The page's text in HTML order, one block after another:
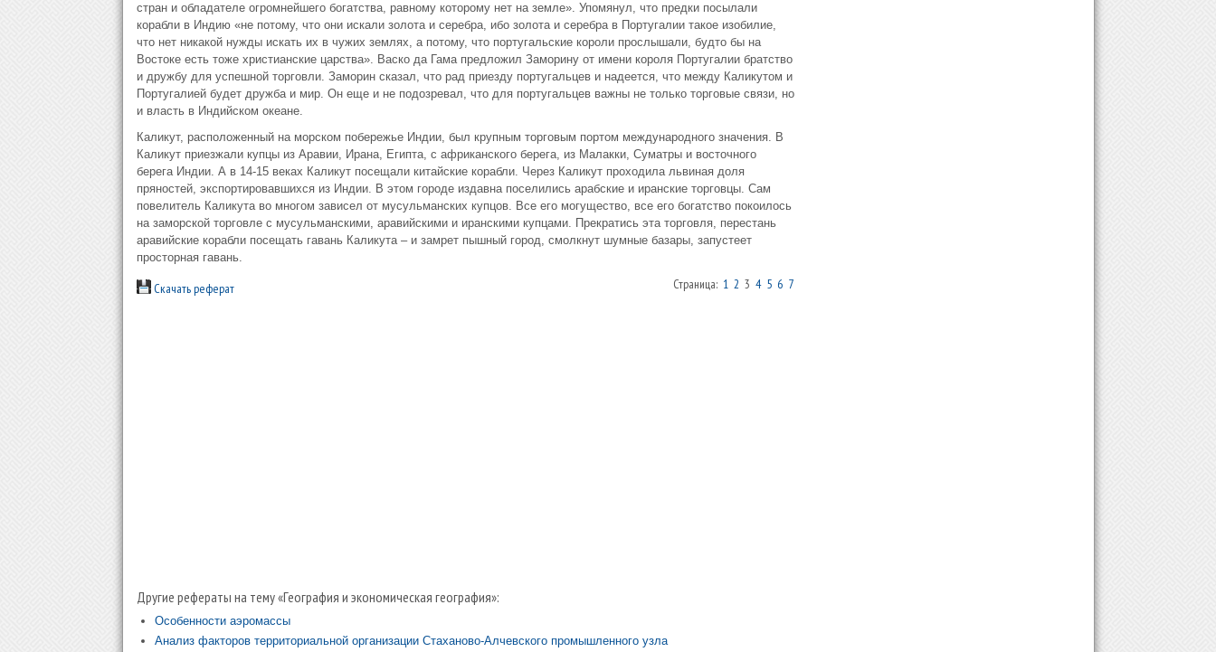
стран и обладателе огромнейшего богатства, равному которому нет на земле». Упомянул, что предки посылали
корабли в Индию «не потому, что они искали золота и серебра, ибо золота и серебра в Португалии такое изобилие,
что нет никакой нужды искать их в чужих землях, а потому, что португальские короли прослышали, будто бы на
Востоке есть тоже христианские царства». Васко да Гама предложил Заморину от имени короля Португалии братство
и дружбу для успешной торговли. Заморин сказал, что рад приезду португальцев и надеется, что между Каликутом и
Португалией будет дружба и мир. Он еще и не подозревал, что для португальцев важны не только торговые связи, но
и власть в Индийском океане.
Каликут, расположенный на морском побережье Индии, был крупным торговым портом международного значения. В
Каликут приезжали купцы из Аравии, Ирана, Египта, с африканского берега, из Малакки, Суматры и восточного
берега Индии. А в 14-15 веках Каликут посещали китайские корабли. Через Каликут проходила львиная доля
пряностей, экспортировавшихся из Индии. В этом городе издавна поселились арабские и иранские торговцы. Сам
повелитель Каликута во многом зависел от мусульманских купцов. Все его могущество, все его богатство покоилось
на заморской торговле с мусульманскими, аравийскими и иранскими купцами. Прекратись эта торговля, перестань
аравийские корабли посещать гавань Каликута – и замрет пышный город, смолкнут шумные базары, запустеет
просторная гавань.
Скачать реферат Страница: 1 2 3 4 5 6 7
Другие рефераты на тему «География и экономическая география»:
Особенности аэромассы
Анализ факторов территориальной организации Стаханово-Алчевского промышленного узла